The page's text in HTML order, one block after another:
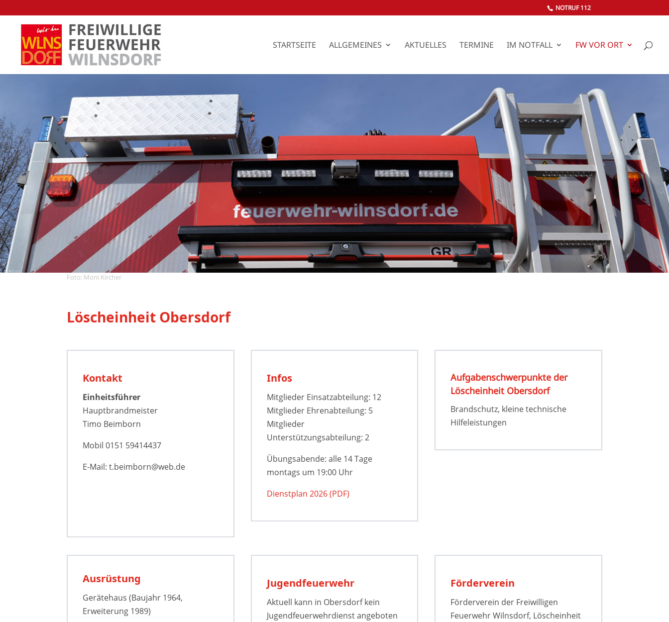
NOTRUF 112
STARTSEITE ALLGEMEINES AKTUELLES TERMINE IM NOTFALL FW VOR ORT
Foto: Moni Kircher
Löscheinheit Obersdorf
Kontakt
Einheitsführer
Hauptbrandmeister
Timo Beimborn
Mobil 0151 59414437
E-Mail: t.beimborn@web.de
Infos
Mitglieder Einsatzabteilung: 12
Mitglieder Ehrenabteilung: 5
Mitglieder
Unterstützungsabteilung: 2
Übungsabende: alle 14 Tage
montags um 19:00 Uhr
Dienstplan 2026 (PDF)
Aufgaben­­schwer­­punkte der
Löscheinheit Obersdorf
Brandschutz, kleine technische
Hilfeleistungen
Ausrüstung
Gerätehaus (Baujahr 1964,
Erweiterung 1989)
Jugendfeuerwehr
Aktuell kann in Obersdorf kein
Jugendfeuerwehrdienst angeboten
Förderverein
Förderverein der Freiwilligen
Feuerwehr Wilnsdorf, Löscheinheit